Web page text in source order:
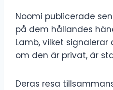
Noomi publicerade
på dem hållandes
Lamb, vilket
om den är privat, är
Deras resa